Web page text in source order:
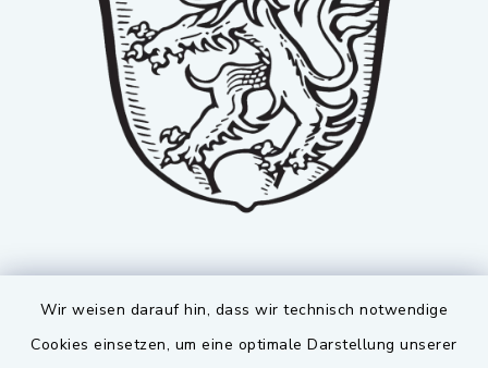
Wir weisen darauf hin, dass wir technisch notwendige
Cookies einsetzen, um eine optimale Darstellung unserer